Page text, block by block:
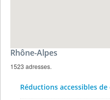
Rhône-Alpes
1523 adresses.
Réductions accessibles